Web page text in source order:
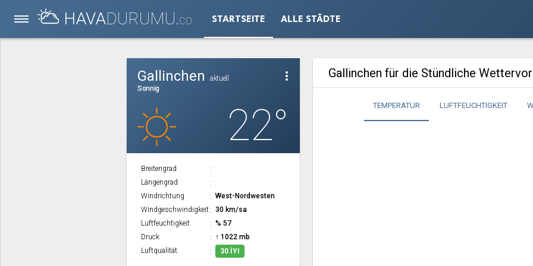
HAVADURUMU.CO STARTSEITE ALLE STÄDTE
more_vert
Gallinchen
aktuell
Sonnig
22°
Breitengrad
Längengrad
Windrichtung
West-Nordwesten
Windgeschwindigkeit
30 km/sa
Luftfeuchtigkeit
% 57
Druck
↑ 1022 mb
Luftqualität
30 İYI
Gallinchen für die Stündliche
TEMPERATUR LUFTFEUCHTIGKEIT